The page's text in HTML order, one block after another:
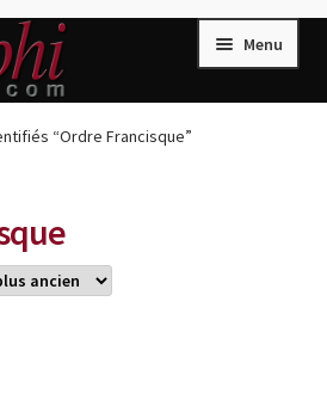
Menu
“Ordre Francisque”